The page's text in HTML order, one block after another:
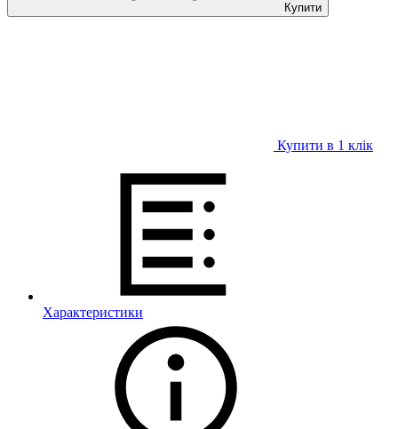
Купити
Купити в 1 клiк
Характеристики